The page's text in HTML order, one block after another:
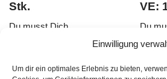
Einwilligung
Um dir ein optimales Erlebnis zu bieten,
Stk.
Du musst Dich
, bevor Du
4326470426819
VE:
Du
hier